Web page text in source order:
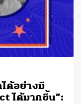
ด้อย่างมี
ได้มากขึ้น”: